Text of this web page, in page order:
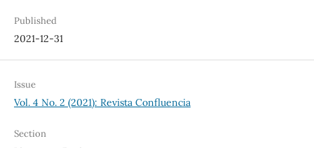
Published
2021-12-31
Issue
Vol. 4 No. 2 (2021): Revista Confluencia
Section